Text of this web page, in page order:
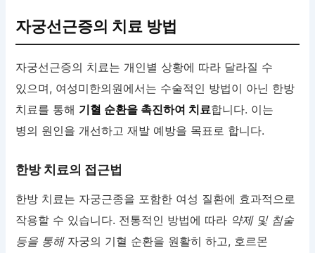
자궁선근증의 치료 방법
자궁선근증의 치료는 개인별 상황에 따라 달라질 수
있으며, 여성미한의원에서는 수술적인 방법이 아닌 한방
치료를 통해 기혈 순환을 촉진하여 치료합니다. 이는
병의 원인을 개선하고 재발 예방을 목표로 합니다.
한방 치료의 접근법
한방 치료는 자궁근종을 포함한 여성 질환에 효과적으로
작용할 수 있습니다. 전통적인 방법에 따라 약제 및 침술
등을 통해자궁의 기혈 순환을 원활히 하고, 호르몬